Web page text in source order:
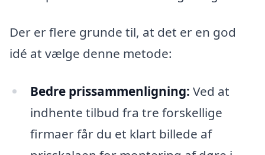
Der er flere grunde til, at det er en god
idé at vælge denne metode:
Bedre prissammenligning: Ved at
indhente tilbud fra tre forskellige
firmaer får du et klart billede af